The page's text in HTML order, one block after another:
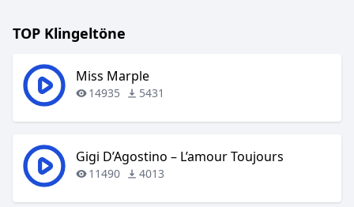
TOP Klingeltöne
Miss Marple
14935 5431
Gigi D’Agostino – L’amour Toujours
11490 4013